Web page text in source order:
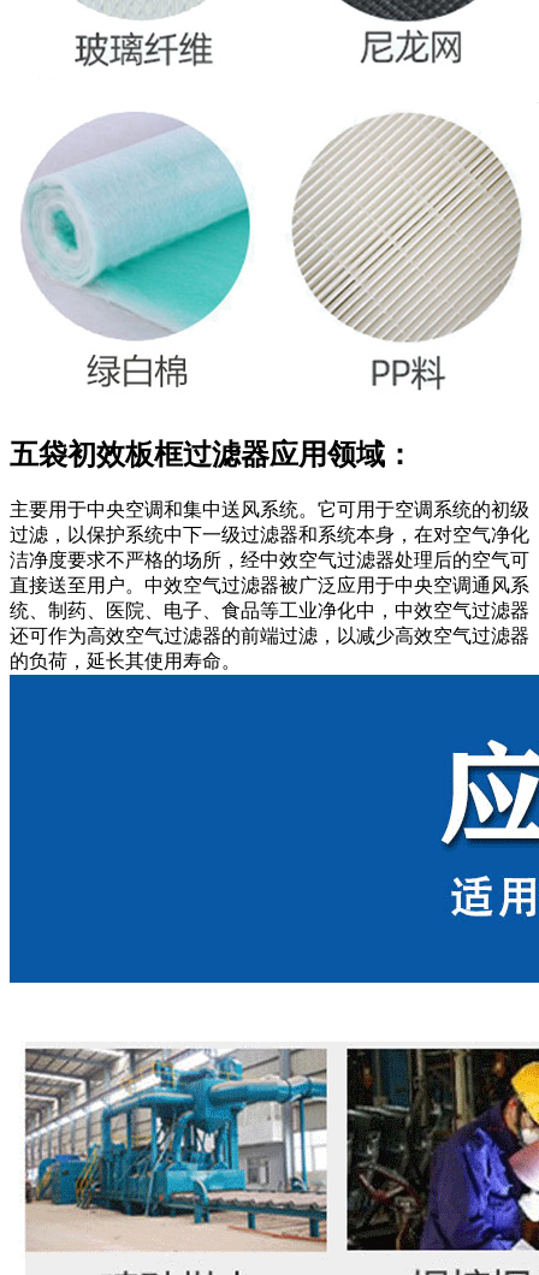
五袋初效板框过滤器应用领域：
主要用于中央空调和集中送风系统。它可用于空调系统的初级
过滤，以保护系统中下一级过滤器和系统本身，在对空气净化
洁净度要求不严格的场所，经中效空气过滤器处理后的空气可
直接送至用户。中效空气过滤器被广泛应用于中央空调通风系
统、制药、医院、电子、食品等工业净化中，中效空气过滤器
还可作为高效空气过滤器的前端过滤，以减少高效空气过滤器
的负荷，延长其使用寿命。